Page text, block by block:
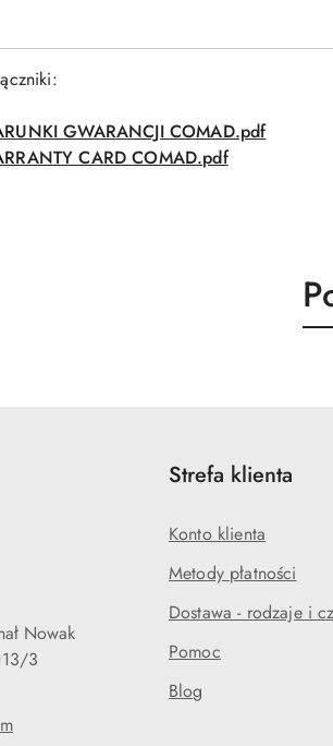
GWARANCJI COMAD.pdf
CARD COMAD.pdf
o
Nowak
3
Strefa klienta
Konto klienta
Metody płatności
Dostawa - rodzaje i
Pomoc
Blog